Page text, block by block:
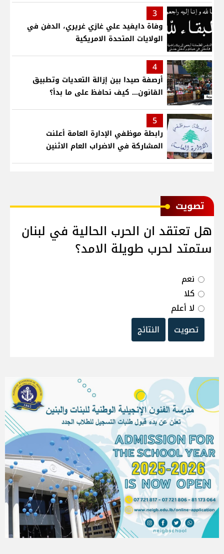
3
وفاة دايفيد علي غازي غريري، الدفن في
الولايات المتحدة الامريكية
4
أرصفة صيدا بين إزالة التعديات وتطبيق
القانون... كيف نحافظ على ما بدأ؟
5
رابطة موظفي الإدارة العامة أعلنت
المشاركة في الاضراب العام الاثنين
ﺗﺼﻮﻳﺖ
هل تعتقد ان الحرب الحالية في لبنان
ستمتد لحرب طويلة الامد؟
نعم
كلا
لا أعلم
تصويت
النتائج